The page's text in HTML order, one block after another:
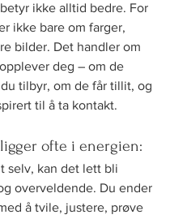
ikke alltid bedre. For
ikke bare om farger,
bilder. Det handler om
deg – om de
tilbyr, om de får tillit, og
til å ta kontakt.
ofte i energien:
selv, kan det lett bli
overveldende. Du ender
å tvile, justere, prøve